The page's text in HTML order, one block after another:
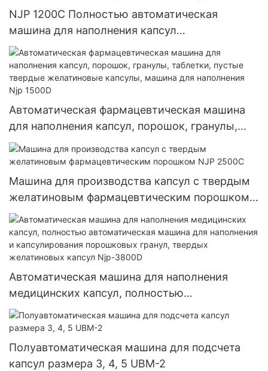
NJP 1200C Полностью автоматическая
машина для наполнения капсул
фармацевтическими порошками,
автоматическая машина для наполнения
капсул
Автоматическая фармацевтическая машина
для наполнения капсул, порошок, гранулы,
таблетки, пустые твердые желатиновые
капсулы, машина для наполнения Njp 1500D
Машина для производства капсул с твердым
желатиновым фармацевтическим порошком
NJP 2500C
Автоматическая машина для наполнения
медицинских капсул, полностью
автоматическая машина для наполнения и
капсулирования порошковых гранул, твердых
желатиновых капсул Njp-3800D
Полуавтоматическая машина для подсчета
капсул размера 3, 4, 5 UBM-2